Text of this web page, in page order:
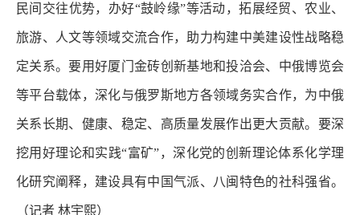
民间交往优势，办好“鼓岭缘”等活动，拓展经贸、农业、
旅游、人文等领域交流合作，助力构建中美建设性战略稳
定关系。要用好厦门金砖创新基地和投洽会、中俄博览会
等平台载体，深化与俄罗斯地方各领域务实合作，为中俄
关系长期、健康、稳定、高质量发展作出更大贡献。要深
挖用好理论和实践“富矿”，深化党的创新理论体系化学理
化研究阐释，建设具有中国气派、八闽特色的社科强省。
（记者 林宇熙）